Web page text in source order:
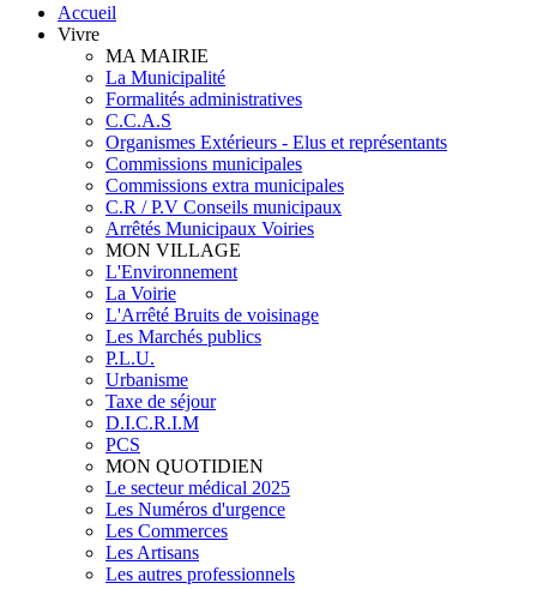
Accueil
Vivre
MA MAIRIE
La Municipalité
Formalités administratives
C.C.A.S
Organismes Extérieurs - Elus et représentants
Commissions municipales
Commissions extra municipales
C.R / P.V Conseils municipaux
Arrêtés Municipaux Voiries
MON VILLAGE
L'Environnement
La Voirie
L'Arrêté Bruits de voisinage
Les Marchés publics
P.L.U.
Urbanisme
Taxe de séjour
D.I.C.R.I.M
PCS
MON QUOTIDIEN
Le secteur médical 2025
Les Numéros d'urgence
Les Commerces
Les Artisans
Les autres professionnels